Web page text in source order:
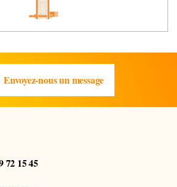
Envoyez-nous un message
72 15 45